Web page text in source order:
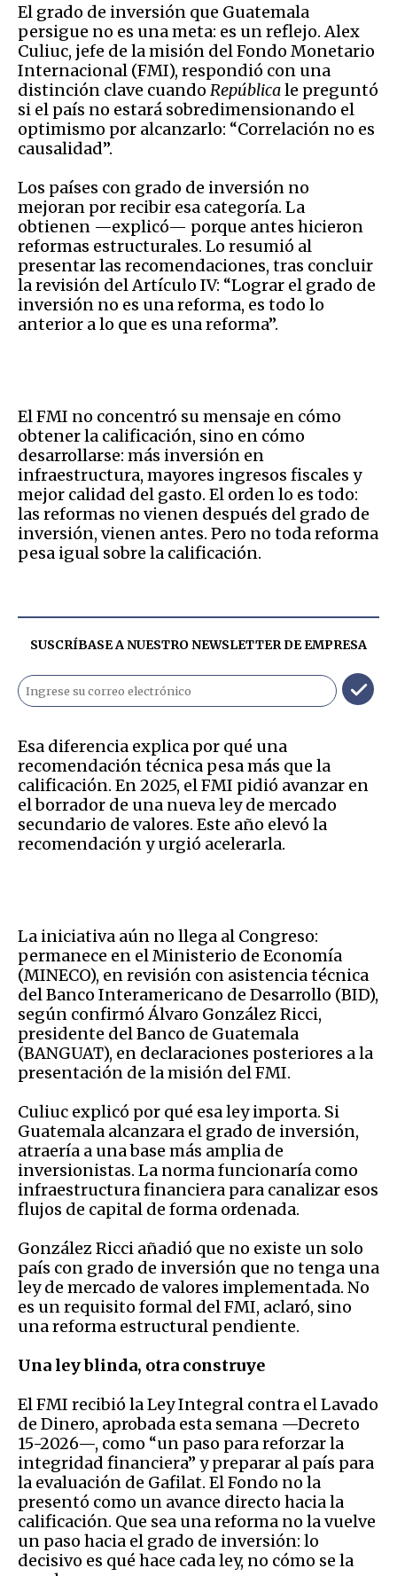
El grado de inversión que Guatemala
persigue no es una meta: es un reflejo. Alex
Culiuc, jefe de la misión del Fondo Monetario
Internacional (FMI), respondió con una
distinción clave cuando Repúblicale preguntó
si el país no estará sobredimensionando el
optimismo por alcanzarlo: “Correlación no es
causalidad”.
Los países con grado de inversión no
mejoran por recibir esa categoría. La
obtienen —explicó— porque antes hicieron
reformas estructurales. Lo resumió al
presentar las recomendaciones, tras concluir
la revisión del Artículo IV: “Lograr el grado de
inversión no es una reforma, es todo lo
anterior a lo que es una reforma”.
El FMI no concentró su mensaje en cómo
obtener la calificación, sino en cómo
desarrollarse: más inversión en
infraestructura, mayores ingresos fiscales y
mejor calidad del gasto. El orden lo es todo:
las reformas no vienen después del grado de
inversión, vienen antes. Pero no toda reforma
pesa igual sobre la calificación.
SUSCRÍBASE A NUESTRO NEWSLETTER DEEMPRESA
Esa diferencia explica por qué una
recomendación técnica pesa más que la
calificación. En 2025, el FMI pidió avanzar en
el borrador de una nueva ley de mercado
secundario de valores. Este año elevó la
recomendación y urgió acelerarla.
La iniciativa aún no llega al Congreso:
permanece en el Ministerio de Economía
(MINECO), en revisión con asistencia técnica
del Banco Interamericano de Desarrollo (BID),
según confirmó Álvaro González Ricci,
presidente del Banco de Guatemala
(BANGUAT), en declaraciones posteriores a la
presentación de la misión del FMI.
Culiuc explicó por qué esa ley importa. Si
Guatemala alcanzara el grado de inversión,
atraería a una base más amplia de
inversionistas. La norma funcionaría como
infraestructura financiera para canalizar esos
flujos de capital de forma ordenada.
González Ricci añadió que no existe un solo
país con grado de inversión que no tenga una
ley de mercado de valores implementada. No
es un requisito formal del FMI, aclaró, sino
una reforma estructural pendiente.
Una ley blinda, otra construye
El FMI recibió la Ley Integral contra el Lavado
de Dinero, aprobada esta semana —Decreto
15-2026—, como “un paso para reforzar la
integridad financiera” y preparar al país para
la evaluación de Gafilat. El Fondo no la
presentó como un avance directo hacia la
calificación. Que sea una reforma no la vuelve
un paso hacia el grado de inversión: lo
decisivo es qué hace cada ley, no cómo se la